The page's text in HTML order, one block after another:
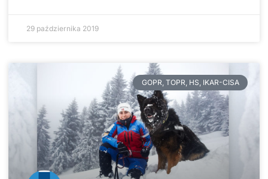
29 października 2019
GOPR, TOPR, HS, IKAR-CISA